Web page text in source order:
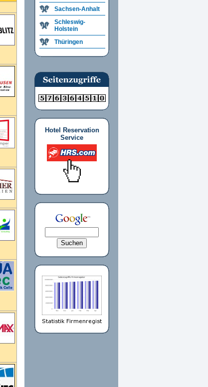
Sachsen-Anhalt
Schleswig-
Holstein
Thüringen
Hotel Reservation
Service